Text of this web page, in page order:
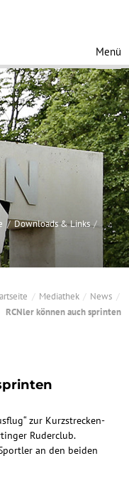
Menü
Downloads & Links
Mediathek
News
RCNler können auch sprinten
zur Kurzstrecken-
Ruderclub.
an den beiden